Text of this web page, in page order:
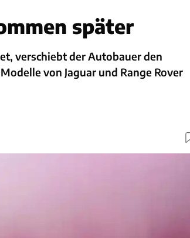
später
verschiebt der Autobauer den
von Jaguar und Range Rover